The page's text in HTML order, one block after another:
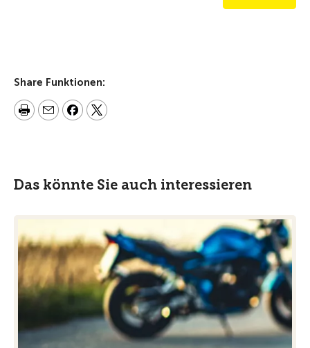
Share Funktionen:
Das könnte Sie auch interessieren